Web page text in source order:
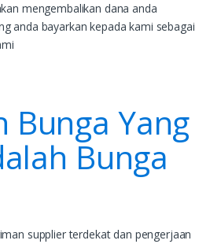
mengembalikan dana anda
anda bayarkan kepada kami sebagai
Bunga Yang
Bunga
supplier terdekat dan pengerjaan